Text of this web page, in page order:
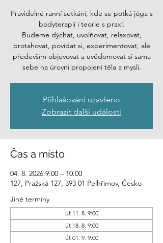
Pravidelné ranní setkání, kde se potká jóga s
bodyterapií i teorie s praxí.
Budeme dýchat, uvolňovat, relaxovat,
protahovat, povídat si, experimentovat, ale
především objevovat a uvědomovat si sama
sebe na úrovni propojení těla a mysli.
Přihlašování uzavřeno
Zobrazit další události
Čas a místo
04. 8. 2026 9:00 – 10:00
127, Pražská 127, 393 01 Pelhřimov, Česko
Jiné termíny
út 11. 8. 9:00
út 18. 8. 9:00
út 01. 9. 9:00